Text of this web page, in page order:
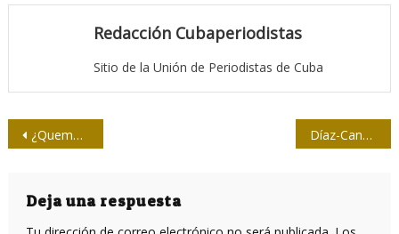
Redacción Cubaperiodistas
Sitio de la Unión de Periodistas de Cuba
Navegación
entradas
¿Quemado? Díaz-Canel: Desarrollar un sistema comunicacional con integralidad, preservando nuestra identidad
Deja una respuesta